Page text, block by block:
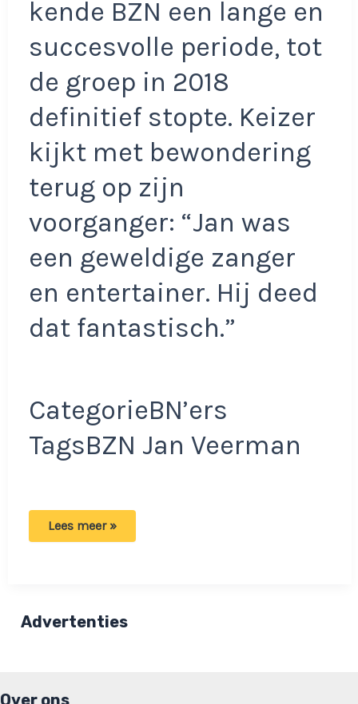
kende BZN een lange en
succesvolle periode, tot
de groep in 2018
definitief stopte. Keizer
kijkt met bewondering
terug op zijn
voorganger: “Jan was
een geweldige zanger
en entertainer. Hij deed
dat fantastisch.”
CategorieBN’ers
TagsBZN Jan Veerman
Oud
‘Hield
van
Lees meer »
Advertenties
Over ons